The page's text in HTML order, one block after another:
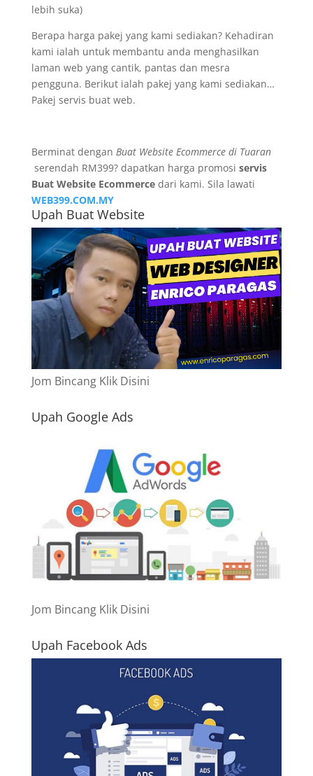
lebih suka)
Berapa harga pakej yang kami sediakan? Kehadiran
kami ialah untuk membantu anda menghasilkan
laman web yang cantik, pantas dan mesra
pengguna. Berikut ialah pakej yang kami sediakan…
Pakej servis buat web.
Berminat dengan Buat Website Ecommerce di Tuaran
serendah RM399? dapatkan harga promosi servis
Buat Website Ecommercedari kami. Sila lawati
WEB399.COM.MY
Upah Buat Website
Jom Bincang Klik Disini
Upah Google Ads
Jom Bincang Klik Disini
Upah Facebook Ads